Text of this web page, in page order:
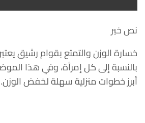
نص خبر
خسارة الوزن والتمتع بقوام رشيق
بالنسبة إلى كل إمرأة، وفي هذا
أبرز خطوات منزلية سهلة لخفض الوزن.